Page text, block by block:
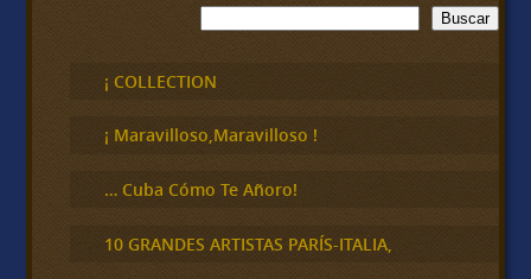
B
u
c
a
Buscar
¡ COLLECTION
¡ Maravilloso,Maravilloso !
… Cuba Cómo Te Añoro!
10 GRANDES ARTISTAS PARÍS-ITALIA,